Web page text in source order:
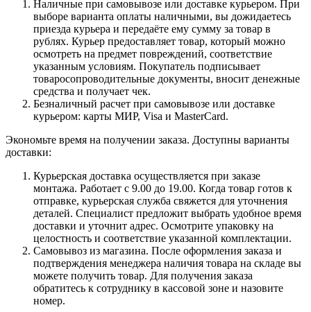
Наличные при самовывозе или доставке курьером. При
выборе варианта оплаты наличными, вы дожидаетесь
приезда курьера и передаёте ему сумму за товар в
рублях. Курьер предоставляет товар, который можно
осмотреть на предмет повреждений, соответствие
указанным условиям. Покупатель подписывает
товаросопроводительные документы, вносит денежные
средства и получает чек.
Безналичный расчет при самовывозе или доставке
курьером: карты МИР, Visa и MasterCard.
Экономьте время на получении заказа. Доступны варианты
доставки:
Курьерская доставка осуществляется при заказе
монтажа. Работает с 9.00 до 19.00. Когда товар готов к
отправке, курьерская служба свяжется для уточнения
деталей. Специалист предложит выбрать удобное время
доставки и уточнит адрес. Осмотрите упаковку на
целостность и соответствие указанной комплектации.
Самовывоз из магазина. После оформления заказа и
подтверждения менеджера наличия товара на складе вы
можете получить товар. Для получения заказа
обратитесь к сотруднику в кассовой зоне и назовите
номер.